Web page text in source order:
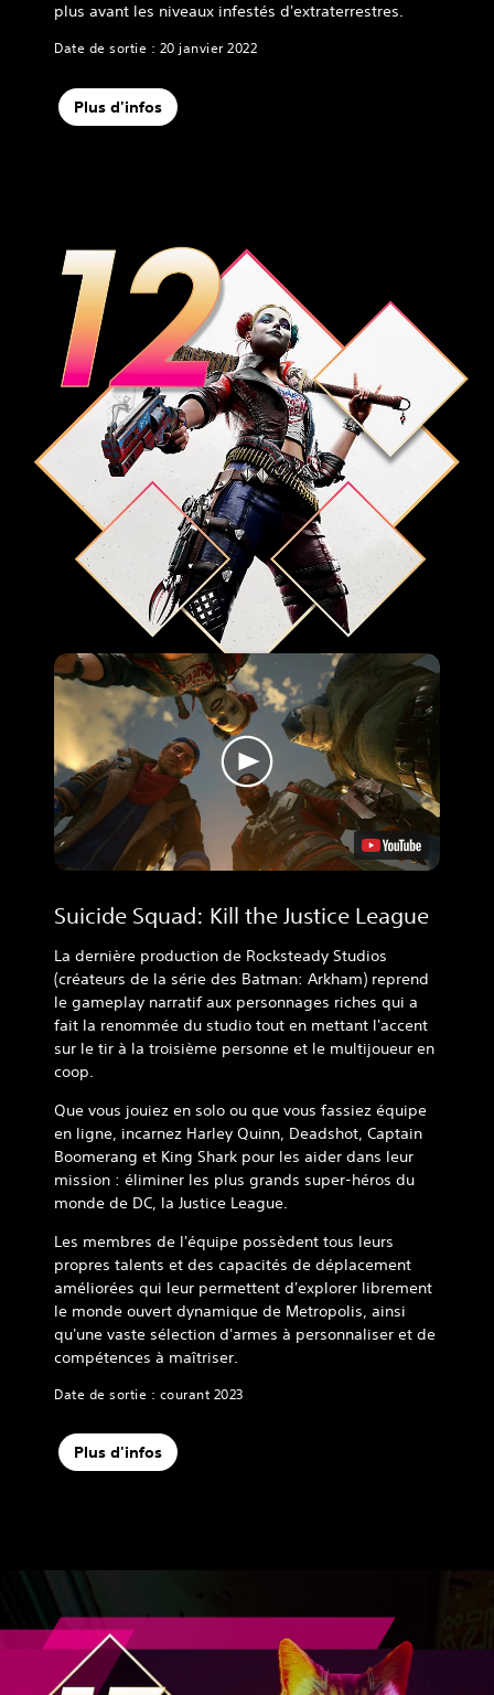
plus avant les niveaux infestés d'extraterrestres.
Date de sortie : 20 janvier 2022
Plus d'infos
Suicide Squad: Kill the Justice League
La dernière production de Rocksteady Studios
(créateurs de la série des Batman: Arkham) reprend
le gameplay narratif aux personnages riches qui a
fait la renommée du studio tout en mettant l'accent
sur le tir à la troisième personne et le multijoueur en
coop.
Que vous jouiez en solo ou que vous fassiez équipe
en ligne, incarnez Harley Quinn, Deadshot, Captain
Boomerang et King Shark pour les aider dans leur
mission : éliminer les plus grands super-héros du
monde de DC, la Justice League.
Les membres de l'équipe possèdent tous leurs
propres talents et des capacités de déplacement
améliorées qui leur permettent d'explorer librement
le monde ouvert dynamique de Metropolis, ainsi
qu'une vaste sélection d'armes à personnaliser et de
compétences à maîtriser.
Date de sortie : courant 2023
Plus d'infos